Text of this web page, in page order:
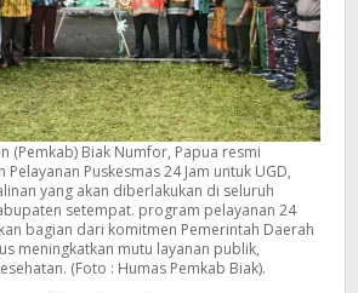
(Pemkab) Biak Numfor, Papua resmi
Puskesmas 24 Jam untuk UGD,
yang akan diberlakukan di seluruh
setempat. program pelayanan 24
bagian dari komitmen Pemerintah Daerah
meningkatkan mutu layanan publik,
(Foto : Humas Pemkab Biak).